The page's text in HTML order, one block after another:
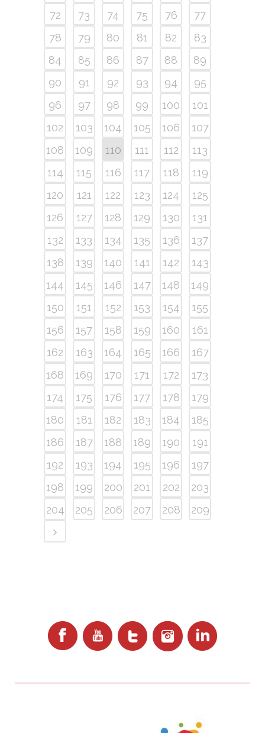
72
73 74 75 76
77
78
79 80 81 82
83
84
85 86 87 88
89
90
91 92 93 94
95
96
97 98 99 100
101
102
103 104 105 106
107
108
109 110 111 112
113
114
115 116 117 118
119
120
121 122 123 124
125
126
127 128 129 130
131
132
133 134 135 136
137
138
139 140 141 142
143
144
145 146 147 148
149
150
151 152 153 154
155
156
157 158 159 160
161
162
163 164 165 166
167
168
169 170 171 172
173
174
175 176 177 178
179
180
181 182 183 184
185
186
187 188 189 190
191
192
193 194 195 196
197
198
199 200 201 202
203
204
205 206 207 208 209